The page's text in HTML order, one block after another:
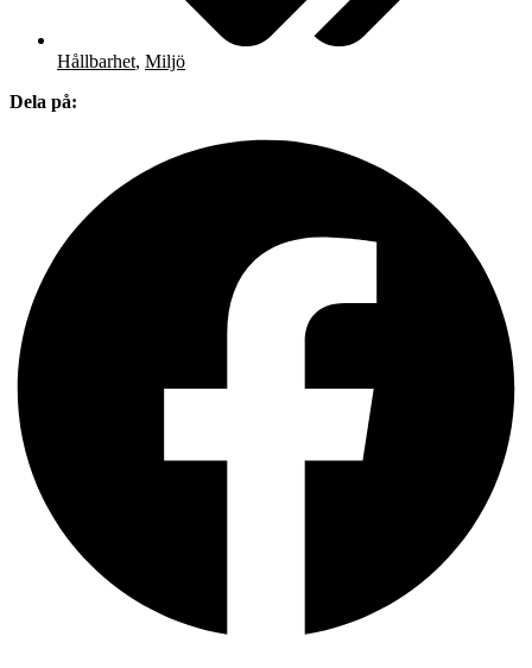
Hållbarhet, Miljö
Dela på: